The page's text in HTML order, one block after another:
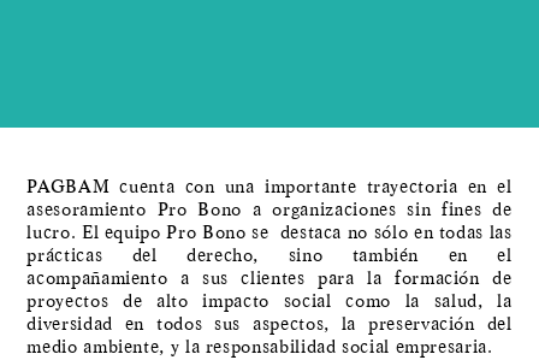
PAGBAM cuenta con una importante trayectoria en el
asesoramiento Pro Bono a organizaciones sin fines de
lucro. El equipo Pro Bono se destaca no sólo en todas las
prácticas del derecho, sino también en el
acompañamiento a sus clientes para la formación de
proyectos de alto impacto social como la salud, la
diversidad en todos sus aspectos, la preservación del
medio ambiente, y la responsabilidad social empresaria.